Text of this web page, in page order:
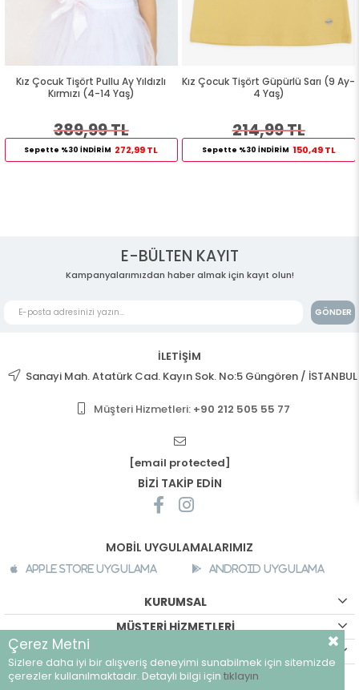
Kız Çocuk Tişört Pullu Ay Yıldızlı
Kırmızı (4-14 Yaş)
389,99 TL
Sepette %30 İNDİRİM 272,99 TL
Kız Çocuk Tişört Güpürlü Sarı (9 Ay-
4 Yaş)
214,99 TL
Sepette %30 İNDİRİM 150,49 TL
E-BÜLTEN KAYIT
Kampanyalarımızdan haber almak için kayıt olun!
GÖNDER
İLETİŞİM
Sanayi Mah. Atatürk Cad. Kayın Sok. No:5 Güngören / İSTANBUL
Müşteri Hizmetleri: +90 212 505 55 77
[email protected]
BİZİ TAKİP EDİN
MOBİL UYGULAMALARIMIZ
Apple Store Uygulama Android Uygulama
KURUMSAL
MÜŞTERİ HİZMETLERİ
©breeze.com.tr - Tüm hakları saklıdır.
Çerez Metni
Sizlere daha iyi bir alışveriş deneyimi sunabilmek için sitemizde
çerezler kullanılmaktadır. Detaylı bilgi için tıklayın